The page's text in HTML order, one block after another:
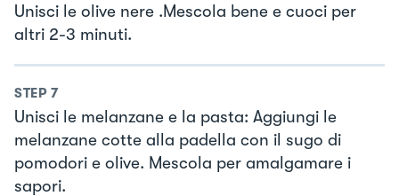
Unisci le olive nere .Mescola bene e cuoci per
altri 2-3 minuti.
STEP 7
Unisci le melanzane e la pasta: Aggiungi le
melanzane cotte alla padella con il sugo di
pomodori e olive. Mescola per amalgamare i
sapori.